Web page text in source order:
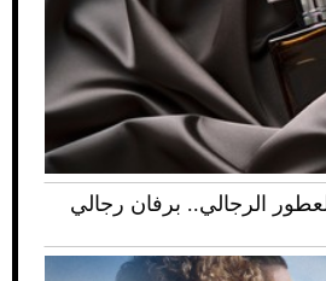
الرجالي.. برفان رجالي